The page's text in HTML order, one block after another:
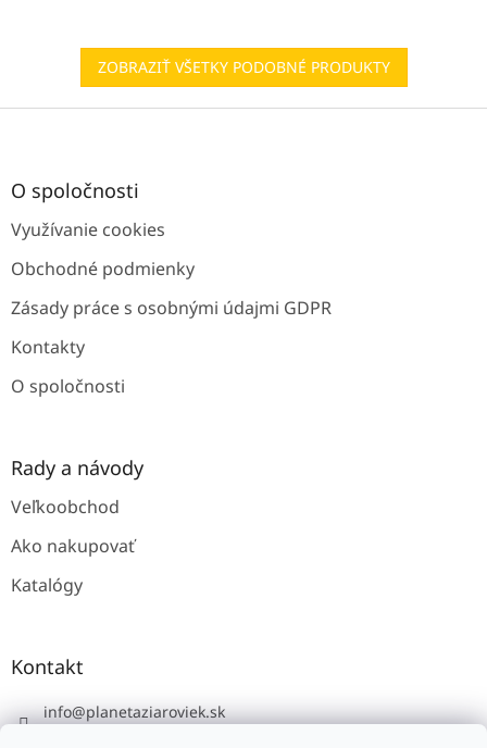
ZOBRAZIŤ VŠETKY PODOBNÉ PRODUKTY
Z
O spoločnosti
Využívanie cookies
Obchodné podmienky
Zásady práce s osobnými údajmi GDPR
Kontakty
O spoločnosti
Rady a návody
Veľkoobchod
Ako nakupovať
Katalógy
Kontakt
info@planetaziaroviek.sk